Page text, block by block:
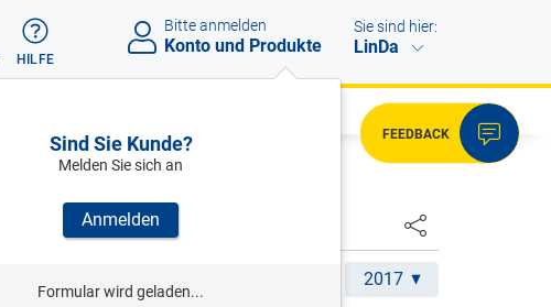
HILFE
Bitte anmelden
Konto und Produkte
Sind Sie Kunde?
Melden Sie sich an
Anmelden
Formular wird geladen...
Sie sind hier:
LinDa
FEEDBACK
2017